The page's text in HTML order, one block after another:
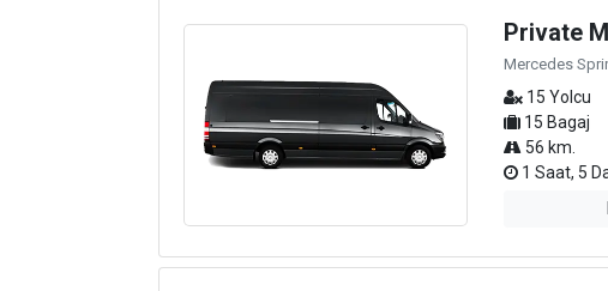
Private
Mercedes
15 Yolcu
15 Bagaj
56 km.
1 Saat, 5